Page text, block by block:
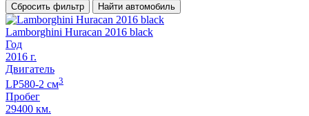
Сбросить фильтр Найти автомобиль
Lamborghini Huracan 2016 black
Год
2016 г.
Двигатель
LP580-2 cм3
Пробег
29400 км.